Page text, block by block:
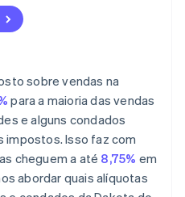
sobre vendas na
para a maioria das vendas
e alguns condados
impostos. Isso faz com
cheguem a até 8,75% em
abordar quais alíquotas